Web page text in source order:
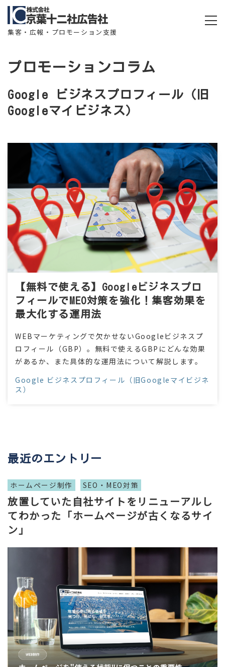
集客・広報・プロモーション支援
プロモーションコラム
Google ビジネスプロフィール（旧
Googleマイビジネス）
【無料で使える】Googleビジネスプロ
フィールでMEO対策を強化！集客効果を
最大化する運用法
WEBマーケティングで欠かせないGoogleビジネスプ
ロフィール（GBP）。無料で使えるGBPにどんな効果
があるか、また具体的な運用法について解説します。
Google ビジネスプロフィール（旧Googleマイビジネ
ス）
最近のエントリー
ホームページ制作 SEO・MEO対策
放置していた自社サイトをリニューアルし
てわかった「ホームページが古くなるサイ
ン」